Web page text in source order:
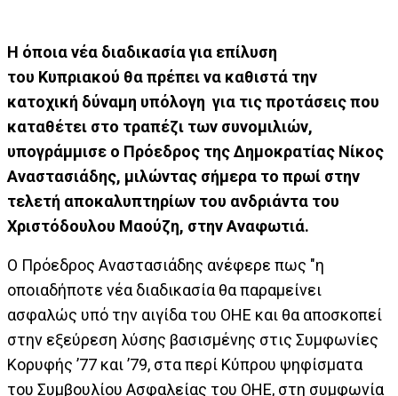
Η όποια νέα διαδικασία για επίλυση
του Κυπριακού θα πρέπει να καθιστά την
κατοχική δύναμη υπόλογη για τις προτάσεις που
καταθέτει στο τραπέζι των συνομιλιών,
υπογράμμισε ο Πρόεδρος της Δημοκρατίας Νίκος
Αναστασιάδης, μιλώντας σήμερα το πρωί στην
τελετή αποκαλυπτηρίων του ανδριάντα του
Χριστόδουλου Μαούζη, στην Αναφωτιά.
Ο Πρόεδρος Αναστασιάδης ανέφερε πως "η
οποιαδήποτε νέα διαδικασία θα παραμείνει
ασφαλώς υπό την αιγίδα του ΟΗΕ και θα αποσκοπεί
στην εξεύρεση λύσης βασισμένης στις Συμφωνίες
Κορυφής ’77 και ’79, στα περί Κύπρου ψηφίσματα
του Συμβουλίου Ασφαλείας του ΟΗΕ, στη συμφωνία